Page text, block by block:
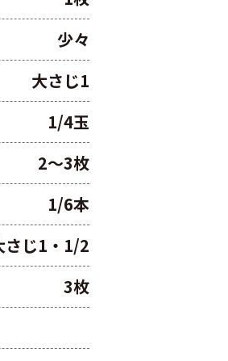
少々
大さじ1
1/4玉
2～3枚
1/6本
さじ1・1/2
3枚